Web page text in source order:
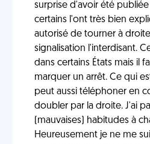
surprise d'avoir été
certains l'ont très bien
autorisé de tourner à
signalisation l'interdisant.
dans certains États mais il
marquer un arrêt. Ce qui
peut aussi téléphoner en
doubler par la droite. J'ai
(mauvaises) habitudes à
Heureusement je ne me